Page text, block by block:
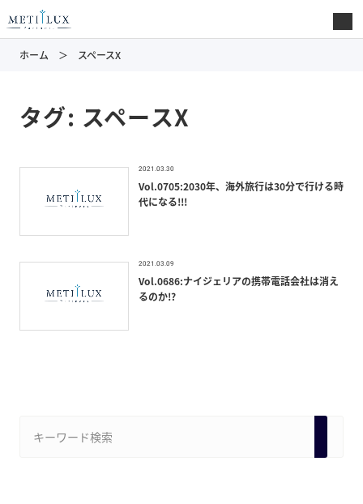
ホーム スペースX
タグ: スペースX
2021.03.30
Vol.0705:2030年、海外旅行は30分で行ける時
代になる!!!
2021.03.09
Vol.0686:ナイジェリアの携帯電話会社は消え
るのか!?